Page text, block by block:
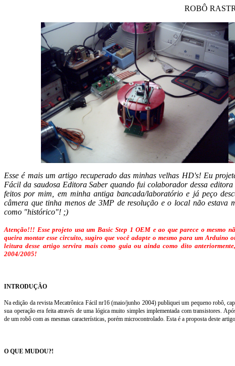
ROBÔ
Esse é mais um artigo recuperado das minhas velhas HD's! Eu
Fácil da saudosa Editora Saber quando fui colaborador dessa
feitos por mim, em minha antiga bancada/laboratório e já peço
câmera que tinha menos de 3MP de resolução e o local não
como "histórico"! ;)
Atenção!!! Esse projeto usa um Basic Step 1 OEM e ao que parece o mesmo
queira montar esse circuito, sugiro que você adapte o mesmo para um
leitura desse artigo servira mais como guia ou ainda como dito
2004/2005!
INTRODUÇÂO
Na edição da revista Mecatrônica Fácil nr16 (maio/junho 2004) publiquei um pequeno robô,
sua operação era feita através de uma lógica muito simples implementada com transistores.
de um robô com as mesmas características, porém microcontrolado. Esta é a proposta deste
O QUE MUDOU?!